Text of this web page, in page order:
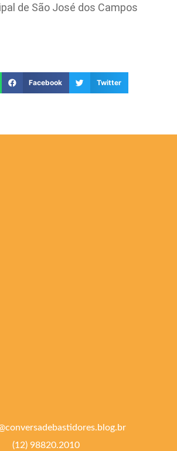
de São José dos Campos
Facebook Twitter
(12) 98820.2010